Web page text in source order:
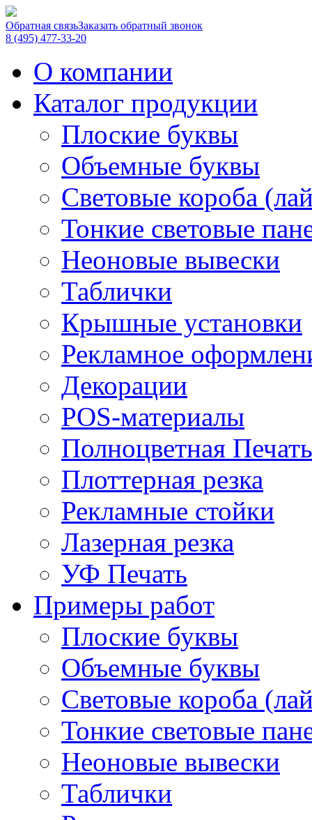
Обратная связьЗаказать обратный звонок
8 (495) 477-33-20
О компании
Каталог продукции
Плоские буквы
Объемные буквы
Световые короба
Тонкие световые
Неоновые вывески
Таблички
Крышные установки
Рекламное
Декорации
POS-материалы
Полноцветная Печать
Плоттерная резка
Рекламные стойки
Лазерная резка
УФ Печать
Примеры работ
Плоские буквы
Объемные буквы
Световые короба
Тонкие световые
Неоновые вывески
Таблички